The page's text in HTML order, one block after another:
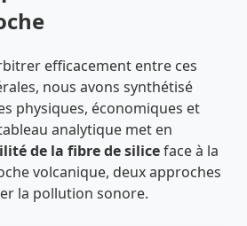
efficacement entre ces
nous avons synthétisé
physiques, économiques et
analytique met en
de la fibre de siliceface à la
volcanique, deux approches
la pollution sonore.